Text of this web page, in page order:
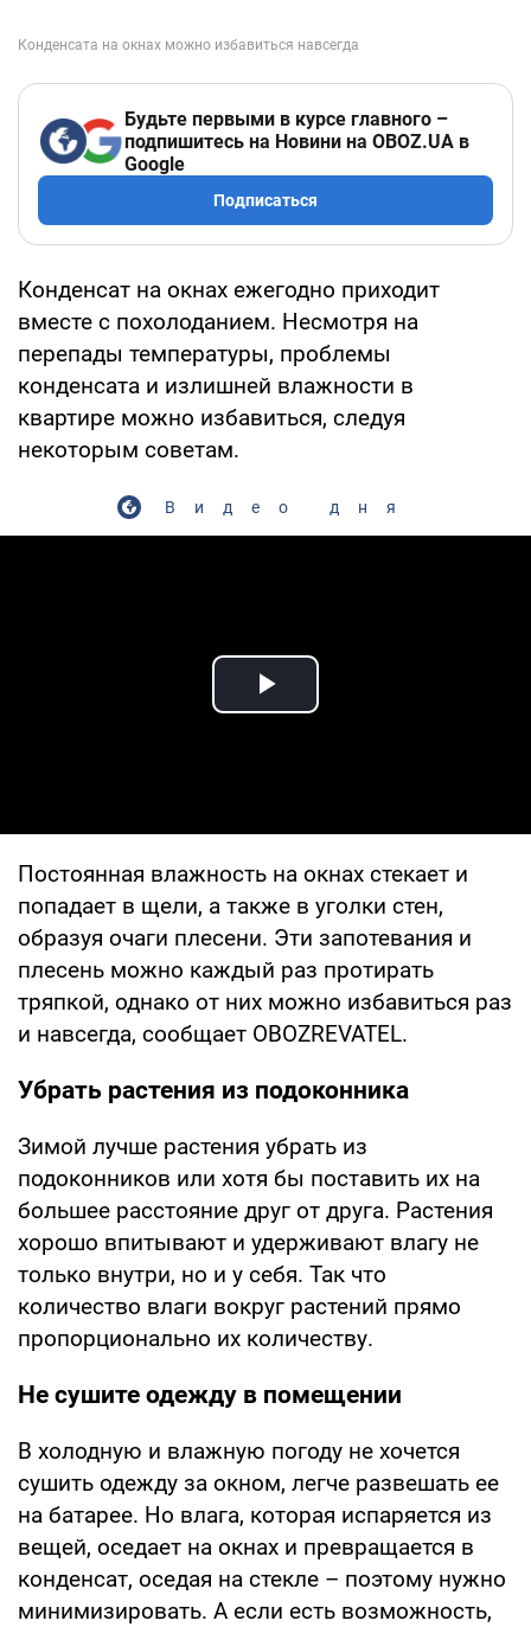
Будьте первыми в курсе главного –
подпишитесь на Новини на OBOZ.UA в
Google
Подписаться
Конденсат на окнах ежегодно приходит
вместе с похолоданием. Несмотря на
перепады температуры, проблемы
конденсата и излишней влажности в
квартире можно избавиться, следуя
некоторым советам.
Видео дня
Play Video
Постоянная влажность на окнах стекает и
попадает в щели, а также в уголки стен,
образуя очаги плесени. Эти запотевания и
плесень можно каждый раз протирать
тряпкой, однако от них можно избавиться раз
и навсегда, сообщает OBOZREVATEL.
Убрать растения из подоконника
Зимой лучше растения убрать из
подоконников или хотя бы поставить их на
большее расстояние друг от друга. Растения
хорошо впитывают и удерживают влагу не
только внутри, но и у себя. Так что
количество влаги вокруг растений прямо
пропорционально их количеству.
Не сушите одежду в помещении
В холодную и влажную погоду не хочется
сушить одежду за окном, легче развешать ее
на батарее. Но влага, которая испаряется из
вещей, оседает на окнах и превращается в
конденсат, оседая на стекле – поэтому нужно
минимизировать. А если есть возможность,